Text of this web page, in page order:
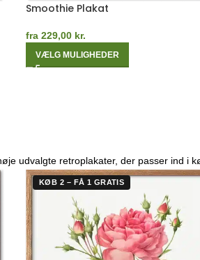
Smoothie Plakat
fra 229,00 kr.
VÆLG MULIGHEDER
udvalgte retroplakater, der passer ind i
KØB 2 – FÅ 1 GRATIS